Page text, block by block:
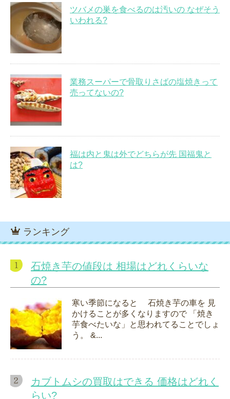
ツバメの巣を食べるのは汚いの なぜそう
いわれる?
業務スーパーで骨取りさばの塩焼きって
売ってないの?
福は内と鬼は外でどちらが先 国福鬼と
は?
ランキング
石焼き芋の値段は 相場はどれくらいな
の?
寒い季節になると 石焼き芋の車を 見
かけることが多くなりますので 「焼き
芋食べたいな」と思われてることでしょ
う。 &...
カブトムシの買取はできる 価格はどれく
らい?